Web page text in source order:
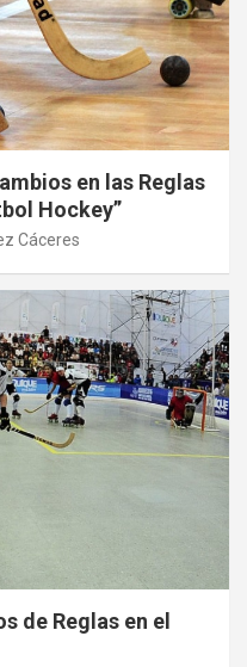
en las Reglas
Hockey”
Cáceres
de Reglas en el